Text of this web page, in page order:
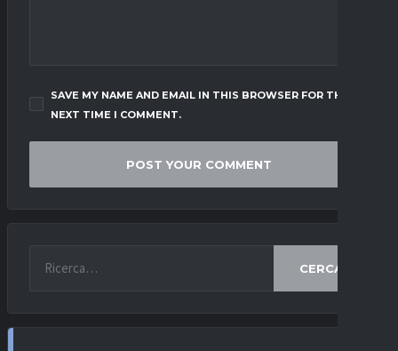
SAVE MY NAME AND EMAIL IN THIS BROWSER FOR THE
NEXT TIME I COMMENT.
CERCA